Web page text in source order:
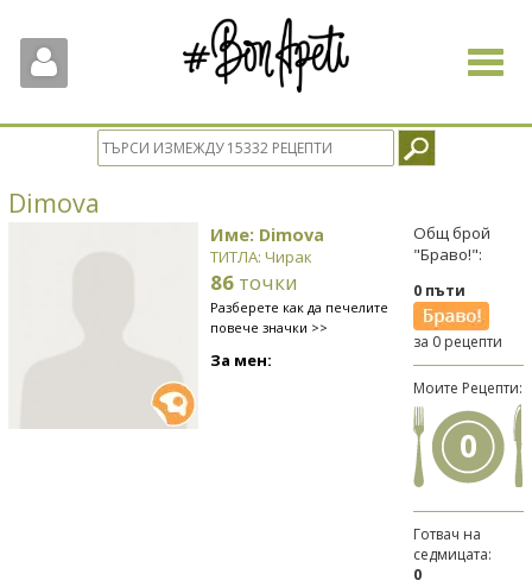
Toggle
Dimova
Име: Dimova
ТИТЛА: Чирак
86 точки
Разберете как да печелите
повече значки >>
За мен:
Общ брой
"Браво!":
0 пъти
за 0 рецепти
Моите Рецепти:
0
Готвач на
седмицата:
0